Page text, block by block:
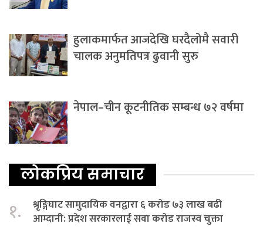
हुलाकमार्फत आजदेखि घरदैलोमै सवारी
चालक अनुमतिपत्र ढुवानी सुरु
नेपाल–चीन कूटनीतिक सम्बन्ध ७२ वर्षमा
लोकप्रिय समाचार
१.
श्रृङ्गिघाट सामुदायिक वनद्वारा ६ करोड ७३ लाख बढी
आम्दानी: प्रदेश सरकारलाई सवा करोड राजस्व चुक्ता